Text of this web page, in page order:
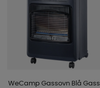
WeCamp Gassovn Blå Gass